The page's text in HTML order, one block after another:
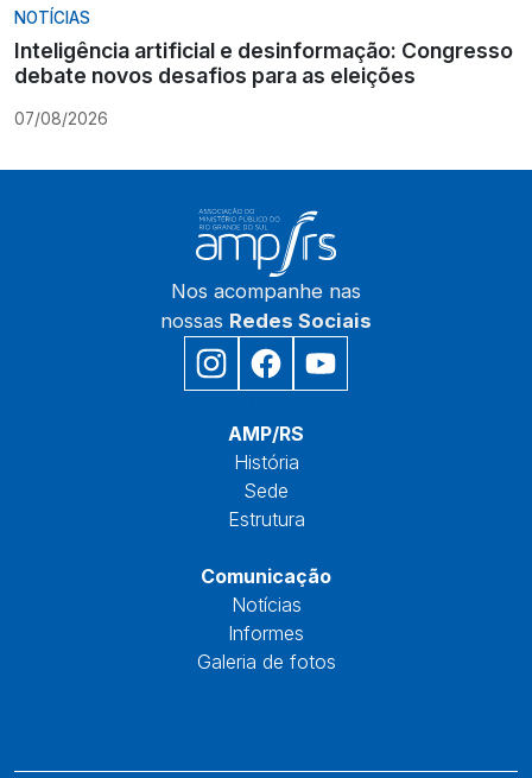
NOTÍCIAS
Inteligência artificial e desinformação: Congresso
debate novos desafios para as eleições
07/08/2026
Nos acompanhe nas
nossas Redes Sociais
AMP/RS
História
Sede
Estrutura
Comunicação
Notícias
Informes
Galeria de fotos